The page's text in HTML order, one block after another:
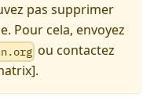
pas supprimer
Pour cela, envoyez
ou contactez